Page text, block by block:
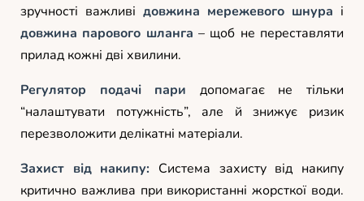
зручності важливі довжина мережевого шнура і
довжина парового шланга – щоб не переставляти
прилад кожні дві хвилини.
Регулятор подачі пари допомагає не тільки
“налаштувати потужність”, але й знижує ризик
перезволожити делікатні матеріали.
Захист від накипу: Система захисту від накипу
критично важлива при використанні жорсткої води.